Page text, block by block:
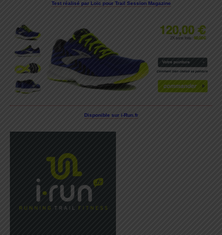
Test réalisé par Loïc pour Trail Session Magazine
Disponible sur i-Run.fr